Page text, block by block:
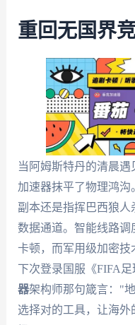
重回无国界
当阿姆斯特丹的清晨
加速器抹平了物理鸿
副本还是指挥巴西狼
数据通道。智能线路
卡顿，而军用级加密技
下次登录国服《FIFA
器架构师那句箴言："
选择对的工具，让海